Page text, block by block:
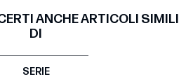
ANCHE ARTICOLI SIMILI
DI
SERIE